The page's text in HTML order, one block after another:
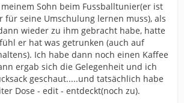
Sohn beim Fussballtunier(er ist
für seine Umschulung lernen muss), als
wieder zu ihm gebracht habe, hatte
er hat was getrunken (auch auf
Ich habe dann noch einen Kaffee
ergab sich die Gelegenheit und ich
geschaut.....und tatsächlich habe
Dose - edit - entdeckt(noch zu).